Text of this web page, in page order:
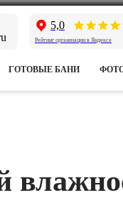
5,0
Рейтинг организации в Яндексе
ГОТОВЫЕ БАНИ